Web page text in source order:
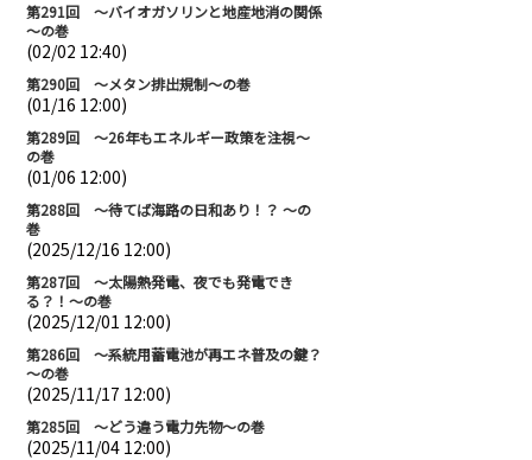
第291回 ～バイオガソリンと地産地消の関係
～の巻
(02/02 12:40)
第290回 ～メタン排出規制～の巻
(01/16 12:00)
第289回 ～26年もエネルギー政策を注視～
の巻
(01/06 12:00)
第288回 ～待てば海路の日和あり！？ ～の
巻
(2025/12/16 12:00)
第287回 ～太陽熱発電、夜でも発電でき
る？！～の巻
(2025/12/01 12:00)
第286回 ～系統用蓄電池が再エネ普及の鍵？
～の巻
(2025/11/17 12:00)
第285回 ～どう違う電力先物～の巻
(2025/11/04 12:00)